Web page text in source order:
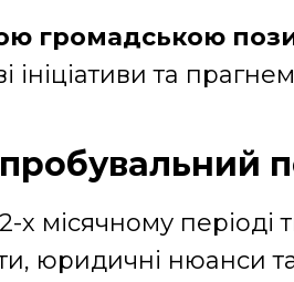
громадською
та
місячному періоді
юридичні нюанси